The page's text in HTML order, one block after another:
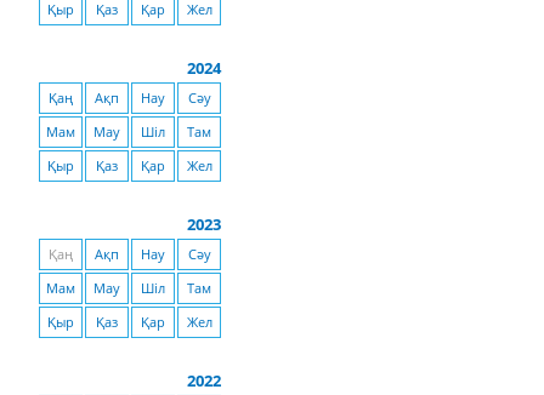
Қыр
Қаз Қар Жел
2024
Қаң Ақп Нау
Сәу
Мам
Мау Шіл
Там
Қыр
Қаз Қар Жел
2023
Қаң Ақп Нау
Сәу
Мам
Мау Шіл
Там
Қыр
Қаз Қар Жел
2022